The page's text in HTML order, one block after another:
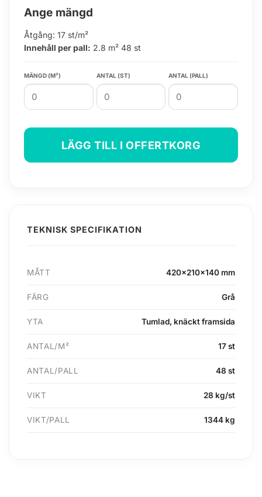
Ange mängd
Åtgång: 17 st/m²
Innehåll per pall: 2.8 m² 48 st
MÄNGD (M²) ANTAL (ST) ANTAL (PALL)
LÄGG TILL I OFFERTKORG
TEKNISK SPECIFIKATION
MÅTT 420x210x140 mm
FÄRG Grå
YTA Tumlad, knäckt framsida
ANTAL/M² 17 st
ANTAL/PALL 48 st
VIKT 28 kg/st
VIKT/PALL 1344 kg